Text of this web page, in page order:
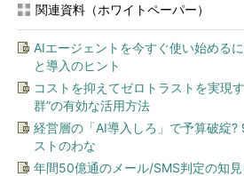
関連資料（ホワイトペーパー）
AIエージェントを今すぐ使い始める
と導入のヒント
コストを抑えてゼロトラストを実現
群”の有効な活用方法
経営層の「AI導入しろ」で予算破綻?
ストのわな
年間50億通のメール/SMS判定の知